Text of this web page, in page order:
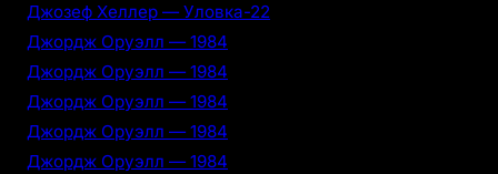
Джозеф Хеллер — Уловка-22
Джордж Оруэлл — 1984
Джордж Оруэлл — 1984
Джордж Оруэлл — 1984
Джордж Оруэлл — 1984
Джордж Оруэлл — 1984